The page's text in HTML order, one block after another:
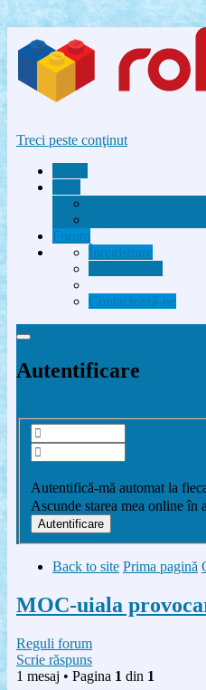
Treci peste conţinut
Forum
Înregistrare
Contactează-ne
Autentificare
Autentifică-mă automat la
Ascunde starea mea online în
Back to site Prima pagină
MOC-uiala
Reguli forum
Scrie răspuns
1 mesaj • Pagina 1 din 1